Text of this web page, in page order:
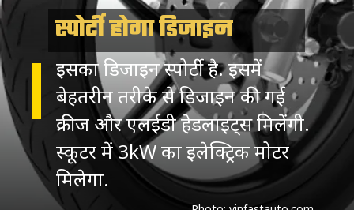
स्पोर्टी होगा डिजाइन
इसका डिजाइन स्पोर्टी है. इसमें
बेहतरीन तरीके से डिजाइन की गई
क्रीज और एलईडी हेडलाइट्स मिलेंगी.
स्कूटर में 3kW का इलेक्ट्रिक मोटर
मिलेगा.